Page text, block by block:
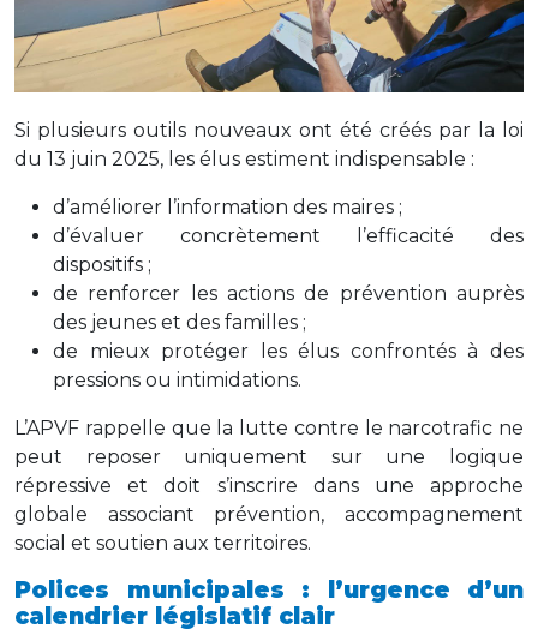
Si plusieurs outils nouveaux ont été créés par la loi
du 13 juin 2025, les élus estiment indispensable :
d’améliorer l’information des maires ;
d’évaluer concrètement l’efficacité des
dispositifs ;
de renforcer les actions de prévention auprès
des jeunes et des familles ;
de mieux protéger les élus confrontés à des
pressions ou intimidations.
L’APVF rappelle que la lutte contre le narcotrafic ne
peut reposer uniquement sur une logique
répressive et doit s’inscrire dans une approche
globale associant prévention, accompagnement
social et soutien aux territoires.
Polices municipales : l’urgence d’un
calendrier législatif clair